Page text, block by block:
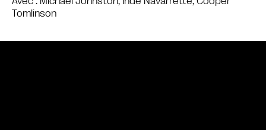
Tomlinson